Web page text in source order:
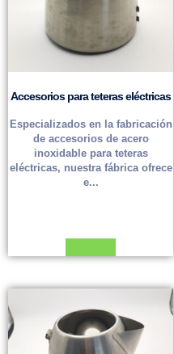
Accesorios para teteras eléctricas
Especializados en la fabricación
de accesorios de acero
inoxidable para teteras
eléctricas, nuestra fábrica ofrece
e...